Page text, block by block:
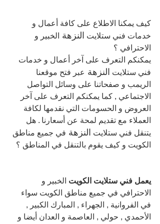
كيف يمكنا الاطلاع على كافة أعمال و
خدمات فني ستلايت النزهة الخبير و
الاحترافي ؟
يمكنكم التعرف على آخر أعمال و خدمات
فني ستلايت النزهة عبر فتح موقعنا
الريمب و صفحاتنا على وسائل التواصل
الاجتماعي , كما يمكنكم التعرف على آخر
العروض و الحسومات التي نقدمها لكافة
العملاء مع تقديم لمحة عن أسعارنا . هل
يتنقل فني ستلايت النزهة في جميع مناطق
الكويت و كيف يقوم بالتنقل في المناطق ؟
يعمل فني ستلايت الكويت الخبير و
الاحترافي في جميع مناطق الكويت سواء
في الفروانية , الجهراء , المبارك الكبير ,
الأحمدي , حولي , العاصمة و العدان أيضا و